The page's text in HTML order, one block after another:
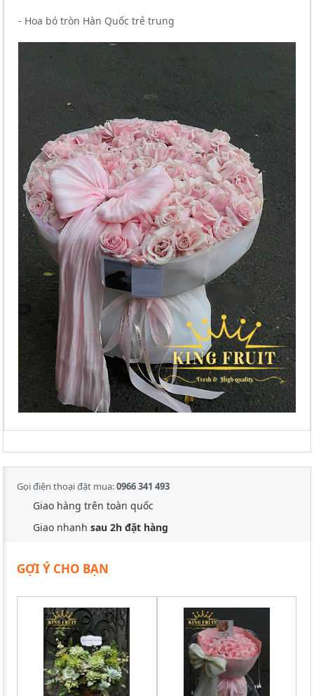
- Hoa bó tròn Hàn Quốc trẻ trung
Gọi điện thoại đặt mua:0966 341 493
Giao hàng trên toàn quốc
Giao nhanh sau 2h đặt hàng
GỢI Ý CHO BẠN